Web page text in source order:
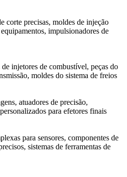
corte precisas, moldes de injeção
impulsionadores de
injetores de combustível, peças do
moldes do sistema de freios
atuadores de precisão,
para efetores finais
para sensores, componentes de
sistemas de ferramentas de